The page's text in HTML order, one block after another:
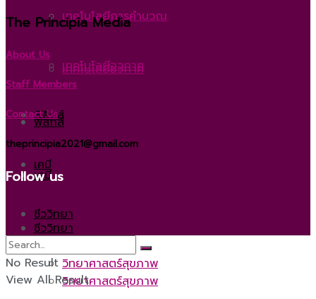
เทคโนโลยีการคำนวณ
เทคโนโลยีอวกาศ
ฟิสิกส์
เคมี
ชีววิทยา
วิทยาศาสตร์สุขภาพ
เทคโนโลยีการคำนวณ
เทคโนโลยีอวกาศ
ฟิสิกส์
เคมี
ชีววิทยา
วิทยาศาสตร์สุขภาพ
The Principia Media
About Us
Staff Members
Contact Us
theprincipia2021@gmail.com
Follow us
No Result
View All Result